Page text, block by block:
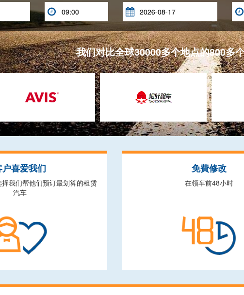
  
我们对比全球30000多个地点的800多
户喜爱我们
我们帮他们预订最划算的租赁
汽车
免費修改
在领车前48小时